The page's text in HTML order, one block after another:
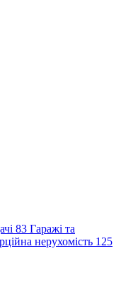
83 Гаражі та
нерухомість 125